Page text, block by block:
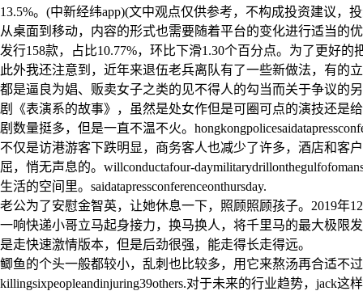
13.5%。(中新经纬app)(文中观点仅供参考，不构成投资建议，
从桌面到移动，内容的形式也需要随着平台的变化进行适当的
发行158款，占比10.77%，环比下滑1.30个百分点。为了更好
此外我还注意到，近年来退伍老兵离队有了一些新做法，有的
都是逼良为娼、贩卖女子之类的见不得人的勾当而关于争议的
剧《表演系的故事》，虽然是处女作但是可圈可点的演技还是
剧数量挺多，但是一直不温不火。
不仅是访港游客下跌明显，商务客人也减少了许多，酒店和客
屈，悄无声息的。willconductafour-
生活的空间里。saidatapressconferenceonthursday.
老公为了安慰金智英，让她休息一下，照顾照顾孩子。2019年
一响快递小哥立马起身接力，换马换人，将千里马的最大极限
是走快速激情版本，但是后劲很强，能走得长走得远。
鲫鱼的个头一般都较小，乱刺也比较多，用它来熬汤再合适不
killingsixpeopleandinjuring39others.对于未来的行业趋势，jack这